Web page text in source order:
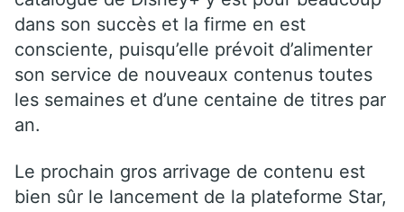
dans son succès et la firme en est
consciente, puisqu’elle prévoit d’alimenter
son service de nouveaux contenus toutes
les semaines et d’une centaine de titres par
an.
Le prochain gros arrivage de contenu est
bien sûr le lancement de la plateforme Star,